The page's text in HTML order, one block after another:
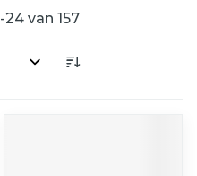
-24van 157